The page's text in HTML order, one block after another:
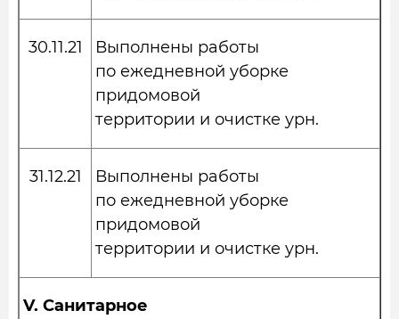
30.11.21
Выполнены работы
по ежедневной уборке
придомовой
территории и очистке урн.
31.12.21
Выполнены работы
по ежедневной уборке
придомовой
территории и очистке урн.
V. Санитарное